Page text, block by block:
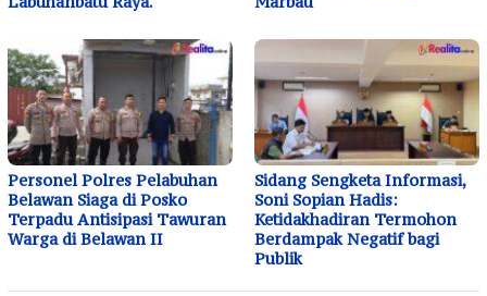
Personel Polres Pelabuhan
Belawan Siaga di Posko
Terpadu Antisipasi Tawuran
Warga di Belawan II
Sidang Sengketa Informasi,
Soni Sopian Hadis:
Ketidakhadiran Termohon
Berdampak Negatif bagi
Publik